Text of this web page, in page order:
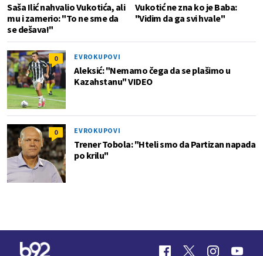
Saša Ilić nahvalio Vukotića, ali
mu i zamerio: "To ne sme da
se dešava!"
Vukotić ne zna ko je Baba:
"Vidim da ga svi hvale"
0 EVROKUPOVI
Aleksić: "Nemamo čega da se plašimo u
Kazahstanu" VIDEO
0 EVROKUPOVI
Trener Tobola: "Hteli smo da Partizan napada
po krilu"